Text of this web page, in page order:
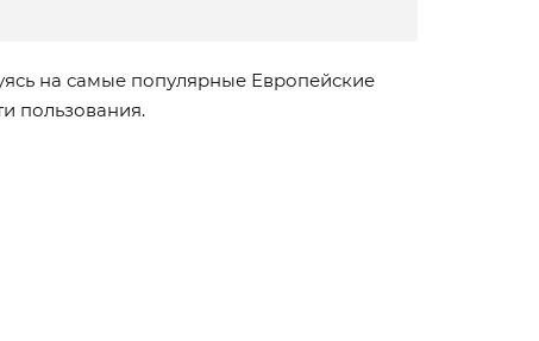
на самые популярные Европейские
пользования.